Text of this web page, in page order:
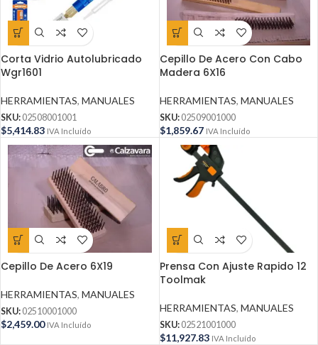
Corta Vidrio Autolubricado
Wgr1601
HERRAMIENTAS, MANUALES
SKU: 02508001001
$5,414.83 IVA Incluído
Cepillo De Acero Con Cabo
Madera 6X16
HERRAMIENTAS, MANUALES
SKU: 02509001000
$1,859.67 IVA Incluído
Cepillo De Acero 6X19
HERRAMIENTAS, MANUALES
SKU: 02510001000
$2,459.00 IVA Incluído
Prensa Con Ajuste Rapido 12
Toolmak
HERRAMIENTAS, MANUALES
SKU: 02521001000
$11,927.83 IVA Incluído